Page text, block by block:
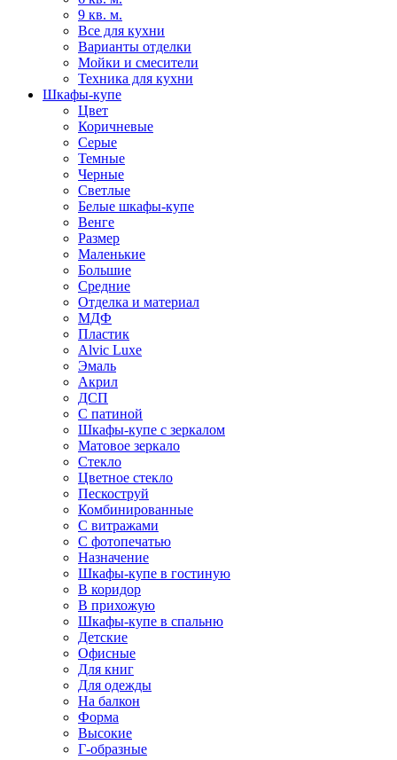
9 кв. м.
Все для кухни
Варианты отделки
Мойки и смесители
Техника для кухни
Шкафы-купе
Цвет
Коричневые
Серые
Темные
Черные
Светлые
Белые шкафы-купе
Венге
Размер
Маленькие
Большие
Средние
Отделка и материал
МДФ
Пластик
Alvic Luxe
Эмаль
Акрил
ДСП
С патиной
Шкафы-купе с зеркалом
Матовое зеркало
Стекло
Цветное стекло
Пескоструй
Комбинированные
С витражами
С фотопечатью
Назначение
Шкафы-купе в гостиную
В коридор
В прихожую
Шкафы-купе в спальню
Детские
Офисные
Для книг
Для одежды
На балкон
Форма
Высокие
Г-образные